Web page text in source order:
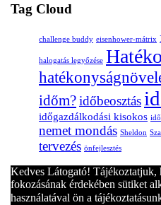
Tag Cloud
challenge buddy eisenhower-mátrix
halogatás legyőzése
időm?időbeosztás
időgazdálkodási kisokos
nemet mondás Sheldon
tervezés önfejlesztés
Kedves Látogató! Tájékoztatjuk,
fokozásának érdekében sütiket
használatával ön a